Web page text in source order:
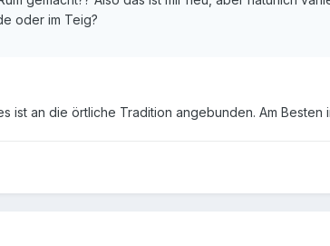
oder im Teig?
ist an die örtliche Tradition angebunden. Am Besten